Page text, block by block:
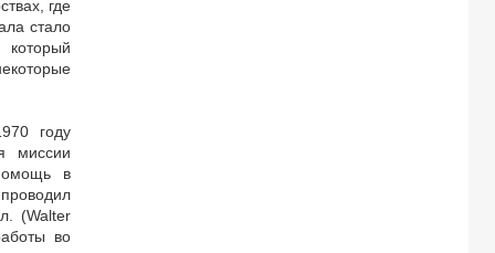
где
стало
году
миссии
в
(Walter
во